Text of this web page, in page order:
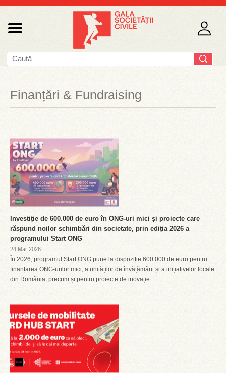
Finanțări & Fundraising
Investiție de 600.000 de euro în ONG-uri mici și proiecte care
răspund noilor schimbări din societate, prin ediția 2026 a
programului Start ONG
24 Mar 2026
În 2026, programul Start ONG pune la dispoziție 600.000 de euro pentru
finanțarea ONG-urilor mici, a unităților de învățământ și a inițiativelor locale
din România, precum și pentru proiecte de inovație...